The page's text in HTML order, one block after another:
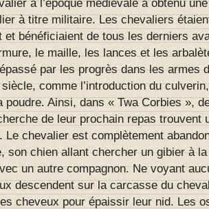
à l’époque médiévale a obtenu
à titre militaire. Les chevaliers
et bénéficiaient de tous les derniers
le maille, les lances et les
par les progrès dans les armes
siècle, comme l’introduction du
poudre. Ainsi, dans « Twa Corbies »,
de leur prochain repas trouvent
Le chevalier est complètement
son chien allant chercher un gibier à
un autre compagnon. Ne voyant
descendent sur la carcasse du
cheveux pour épaissir leur nid. Les